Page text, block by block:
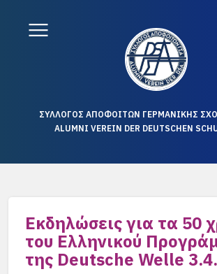
ΣΥΛΛΟΓΟΣ ΑΠΟΦΟΙΤΩΝ ΓΕΡΜΑΝΙΚΗΣ
ALUMNI VEREIN DER DEUTSCHEN
Εκδηλώσεις για τα 50
του Ελληνικού
της Deutsche Welle